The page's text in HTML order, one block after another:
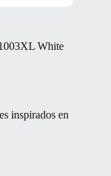
White
inspirados en